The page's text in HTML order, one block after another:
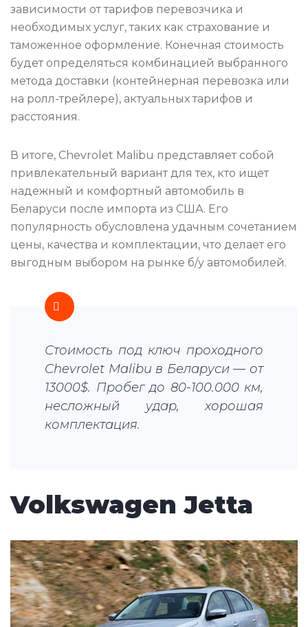
зависимости от тарифов перевозчика и
необходимых услуг, таких как страхование и
таможенное оформление. Конечная стоимость
будет определяться комбинацией выбранного
метода доставки (контейнерная перевозка или
на ролл-трейлере), актуальных тарифов и
расстояния.
В итоге, Chevrolet Malibu представляет собой
привлекательный вариант для тех, кто ищет
надежный и комфортный автомобиль в
Беларуси после импорта из США. Его
популярность обусловлена удачным сочетанием
цены, качества и комплектации, что делает его
выгодным выбором на рынке б/у автомобилей.
Стоимость под ключ проходного
Chevrolet Malibu в Беларуси — от
13000$. Пробег до 80-100.000 км,
несложный удар, хорошая
комплектация.
Volkswagen Jetta